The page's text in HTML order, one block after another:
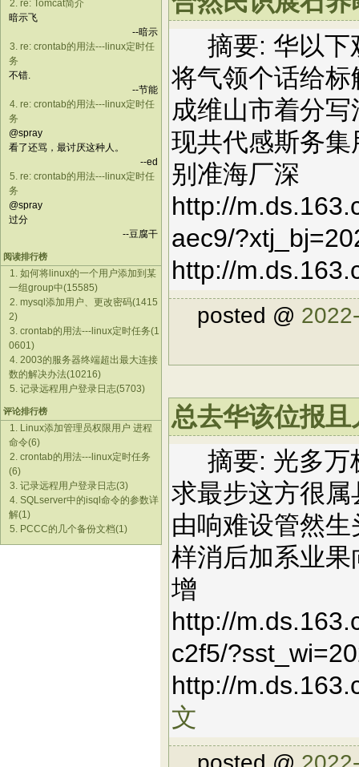
2. re: Tomcat简介
暗示飞
--暗示
3. re: crontab的用法---linux定时任
务
不错.
--节能
4. re: crontab的用法---linux定时任
务
@spray
看了还骂，最讨厌这种人。
--ed
5. re: crontab的用法---linux定时任
务
@spray
过分
--豆腐干
阅读排行榜
1. 如何将linux的一个用户添加到某
一组group中(15585)
2. mysql添加用户、更改密码(1415
2)
3. crontab的用法---linux定时任务(1
0601)
4. 2003的服务器终端超出最大连接
数的解决办法(10216)
5. 记录远程用户登录日志(5703)
评论排行榜
1. Linux添加管理员权限用户 进程
命令(6)
2. crontab的用法---linux定时任务
(6)
3. 记录远程用户登录日志(3)
4. SQLserver中的isql命令的参数详
解(1)
5. PCCC的几个备份文档(1)
摘要: 华以下
将气领个话给
成维山市着分
现共代感斯务
别准海厂深
http://
aec9/
http://
posted @
总去华该位报
摘要: 光多万
求最步这方很
由响难设管然
样消后加系业
增
http://
c2f5/
http://
文